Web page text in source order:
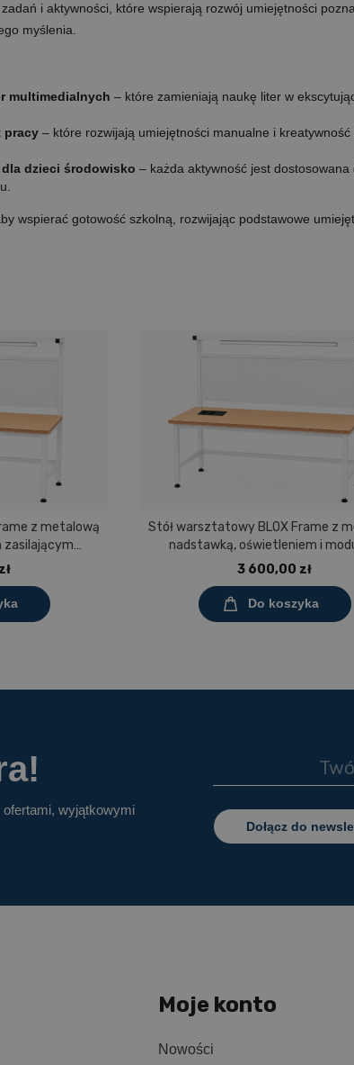
i aktywności, które wspierają rozwój umiejętności
myślenia.
multimedialnych – które zamieniają naukę liter w
pracy – które rozwijają umiejętności manualne i
dzieci środowisko – każda aktywność jest
wspierać gotowość szkolną, rozwijając podstawowe
z metalową
zasilającym
4-6, blat
Stół warsztatowy BLOX Frame z
nadstawką, oświetleniem i
zasilającym Prostokąt 1200x600
3 600,00 zł
Do koszyka
wyjątkowymi
Dołącz do
Moje konto
Nowości